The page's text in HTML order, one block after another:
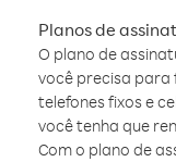
Planos de
O plano de
você precisa para
telefones fixos e
você tenha que
Com o plano de